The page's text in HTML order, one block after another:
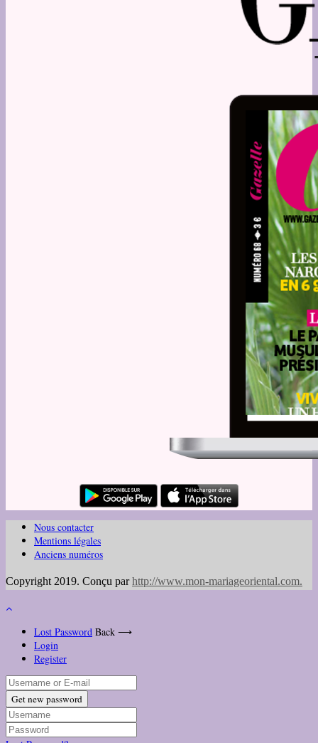
Nous contacter
Mentions légales
Anciens numéros
Copyright 2019. Conçu parhttp://www.mon-mariageoriental.com.
Lost Password Back ⟶
Login
Register
Get new password